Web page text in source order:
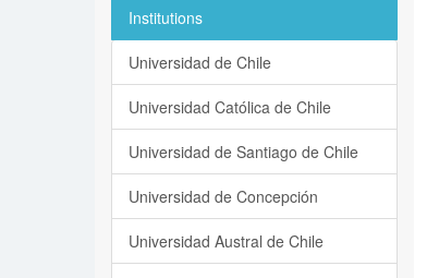
Institutions
Universidad de Chile
Universidad Católica de Chile
Universidad de Santiago de Chile
Universidad de Concepción
Universidad Austral de Chile